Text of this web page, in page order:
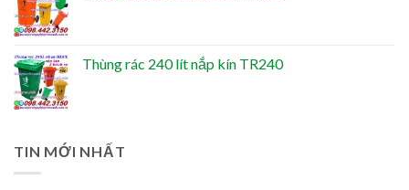
Thùng rác 240 lít nắp kín TR240
TIN MỚI NHẤT